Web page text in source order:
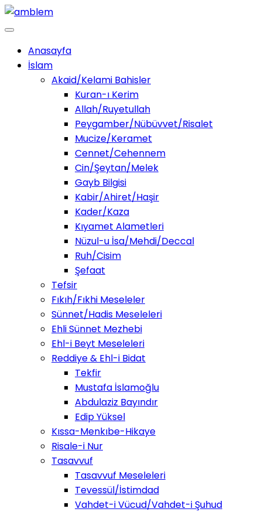
Anasayfa
İslam
Akaid/Kelami Bahisler
Kuran-ı Kerim
Allah/Ruyetullah
Peygamber/Nübüvvet/Risalet
Mucize/Keramet
Cennet/Cehennem
Cin/Şeytan/Melek
Gayb Bilgisi
Kabir/Ahiret/Haşir
Kader/Kaza
Kıyamet Alametleri
Nüzul-u İsa/Mehdi/Deccal
Ruh/Cisim
Şefaat
Tefsir
Fıkıh/Fıkhi Meseleler
Sünnet/Hadis Meseleleri
Ehli Sünnet Mezhebi
Ehl-i Beyt Meseleleri
Reddiye & Ehl-i Bidat
Tekfir
Mustafa İslamoğlu
Abdulaziz Bayındır
Edip Yüksel
Kıssa-Menkıbe-Hikaye
Risale-i Nur
Tasavvuf
Tasavvuf Meseleleri
Tevessül/İstimdad
Vahdet-i Vücud/Vahdet-i Şuhud